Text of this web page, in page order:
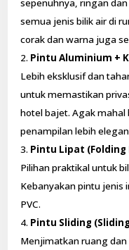
sepenuhnya, ringan
semua jenis bilik air di
corak dan warna juga
Pintu Aluminium +
Lebih eksklusif dan
untuk memastikan
hotel bajet. Agak
penampilan lebih
Pintu Lipat (Folding
Pilihan praktikal untuk
Kebanyakan pintu jenis
PVC.
Pintu Sliding
Menjimatkan ruang